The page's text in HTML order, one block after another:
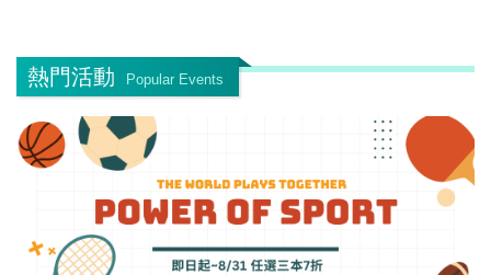
熱門活動 Popular Events